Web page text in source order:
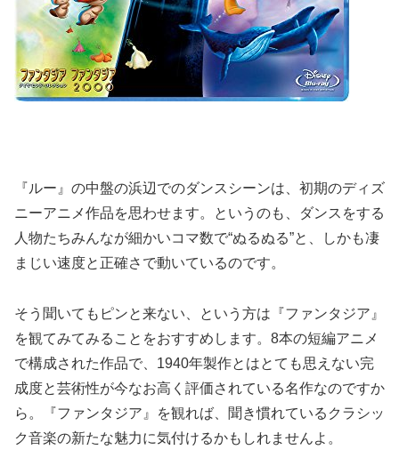
『ルー』の中盤の浜辺でのダンスシーンは、初期のディズ
ニーアニメ作品を思わせます。というのも、ダンスをする
人物たちみんなが細かいコマ数で“ぬるぬる”と、しかも凄
まじい速度と正確さで動いているのです。
そう聞いてもピンと来ない、という方は『ファンタジア』
を観てみてみることをおすすめします。8本の短編アニメ
で構成された作品で、1940年製作とはとても思えない完
成度と芸術性が今なお高く評価されている名作なのですか
ら。『ファンタジア』を観れば、聞き慣れているクラシッ
ク音楽の新たな魅力に気付けるかもしれませんよ。